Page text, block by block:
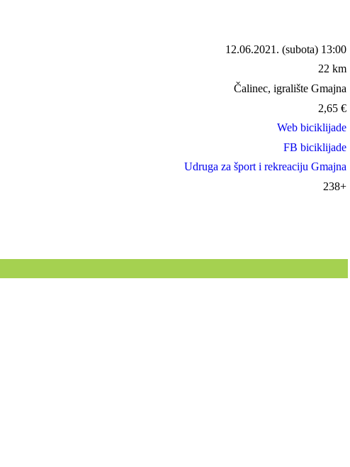
12.06.2021. (subota) 13:00
22 km
Čalinec, igralište Gmajna
2,65 €
Web biciklijade
FB biciklijade
Udruga za šport i rekreaciju Gmajna
238+